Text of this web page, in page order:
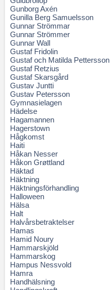
Gunborg Axén
Gunilla Berg Samuelsson
Gunnar Strömmar
Gunnar Strömmer
Gunnar Wall
Gustaf Fridolin
Gustaf och Matilda Pettersson
Gustaf Retzius
Gustaf Skarsgård
Gustav Juntti
Gustav Petersson
Gymnasielagen
Hädelse
Hagamannen
Hagerstown
Hågkomst
Haiti
Håkan Nesser
Håkon Grøttland
Häktad
Häktning
Häktningsförhandling
Halloween
Hälsa
Halt
Halvårsbetraktelser
Hamas
Hamid Noury
Hammarskjöld
Hammarskog
Hampus Nessvold
Hamra
Handhälsning